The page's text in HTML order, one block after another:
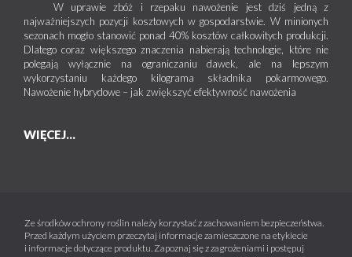
W uprawie zbóż i rzepaku nawożenie jest dziś jedną z
najważniejszych pozycji kosztowych w gospodarstwie. W minionych
sezonach mogło stanowić ponad 40% kosztów całkowitych produkcji.
Dlatego coraz większego znaczenia nabierają technologie, które nie
polegają wyłącznie na ograniczaniu dawek, ale na lepszym
wykorzystaniu każdego kilograma składnika pokarmowego.
Nawożenie hybrydowe – jak zwiększyć efektywność nawożenia
WIĘCEJ...
Ze środków ochrony roślin należy korzystać z zachowaniem bezpieczeństwa.
Przed każdym użyciem przeczytaj informacje zamieszczone na etykiecie
i informacje dotyczące produktu. Zapoznaj się z zagrożeniami i postępuj